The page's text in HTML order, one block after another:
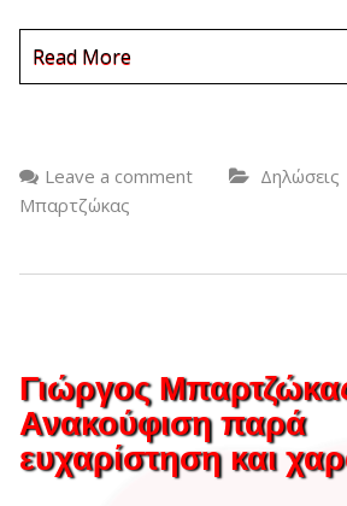
Read More
Leave a comment Δηλώσεις
Μπαρτζώκας
Γιώργος
Ανακούφιση παρά
ευχαρίστηση και